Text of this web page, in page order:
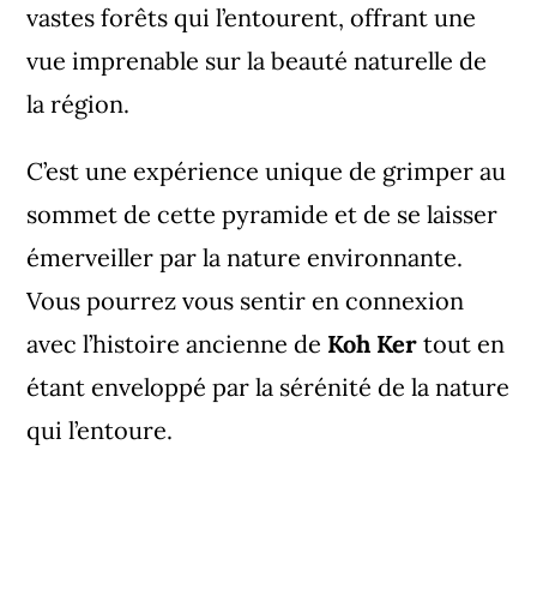
vastes forêts qui l’entourent, offrant une
vue imprenable sur la beauté naturelle de
la région.
C’est une expérience unique de grimper au
sommet de cette pyramide et de se laisser
émerveiller par la nature environnante.
Vous pourrez vous sentir en connexion
avec l’histoire ancienne de Koh Ker tout en
étant enveloppé par la sérénité de la nature
qui l’entoure.